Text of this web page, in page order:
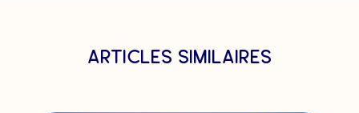
articles similaires